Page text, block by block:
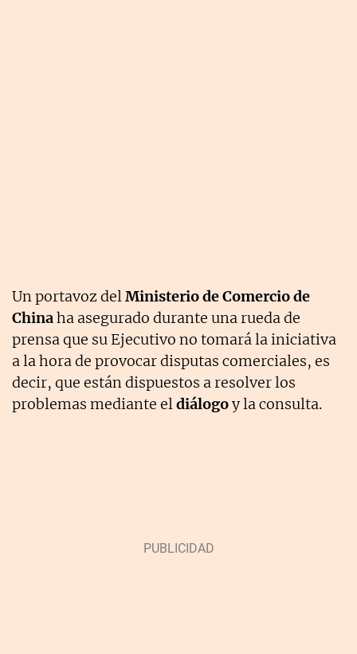
Un portavoz delMinisterio de Comercio de
Chinaha asegurado durante una rueda de
prensa que su Ejecutivo no tomará la iniciativa
a la hora de provocar disputas comerciales, es
decir, que están dispuestos a resolver los
problemas mediante eldiálogoy la consulta.